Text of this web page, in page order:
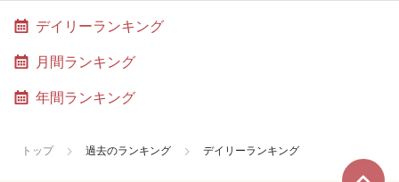
デイリーランキング
月間ランキング
年間ランキング
トップ 過去のランキング デイリーランキング